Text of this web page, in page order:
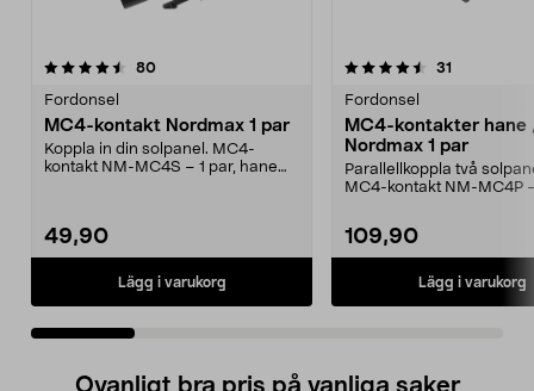
80recensioner
Fordonsel
MC4-kontakt Nordmax 1 par
Koppla in din solpanel. MC4-
kontakt NM-MC4S – 1 par, hane
49,90
Lägg i varukorg
4.5 av 5 stjärnor 31
Fordonsel
MC4-kontakter hane
Nordmax 1 par
Parallellkoppla två
MC4-kontakt NM-MC4P
109,90
Lägg i varukorg
3.5 av 5 stjärnor
Ovanligt bra pris på vanliga saker